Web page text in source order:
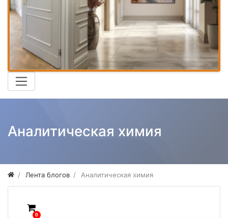
Аналитическая химия
Лента блогов Аналитическая химия
0